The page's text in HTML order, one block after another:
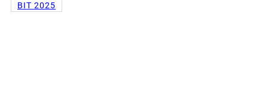
BIT 2025